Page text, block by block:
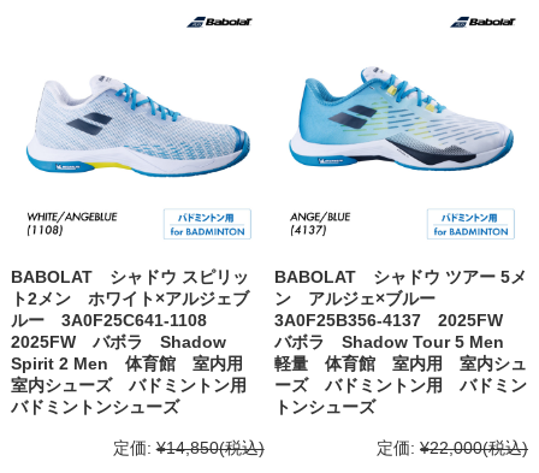
BABOLAT シャドウ スピリッ
ト2メン ホワイト×アルジェブ
ルー 3A0F25C641-1108
2025FW バボラ Shadow
Spirit 2 Men 体育館 室内用
室内シューズ バドミントン用
バドミントンシューズ
定価: ¥14,850(税込)
BABOLAT シャドウ ツアー 5メ
ン アルジェ×ブルー
3A0F25B356-4137 2025FW
バボラ Shadow Tour 5 Men
軽量 体育館 室内用 室内シュ
ーズ バドミントン用 バドミン
トンシューズ
定価: ¥22,000(税込)